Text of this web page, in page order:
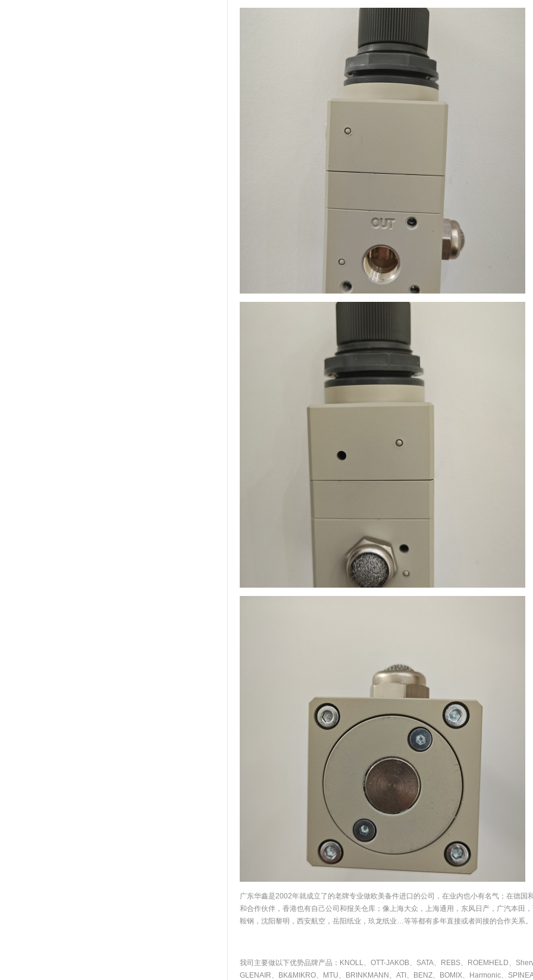
广东华鑫是2002年就成立了的老牌专业做欧美备件进口的公司，在业内也小有名气；在德国
和合作伙伴，香港也有自己公司和报关仓库；像上海大众，上海通用，东风日产，广汽本田
鞍钢，沈阳黎明，西安航空，岳阳纸业，玖龙纸业…等等都有多年直接或者间接的合作关系。
我司主要做以下优势品牌产品：KNOLL、OTT-JAKOB、SATA、REBS、ROEMHELD、
GLENAIR、BK&MIKRO、MTU、BRINKMANN、ATI、BENZ、BOMIX、Harmonic、